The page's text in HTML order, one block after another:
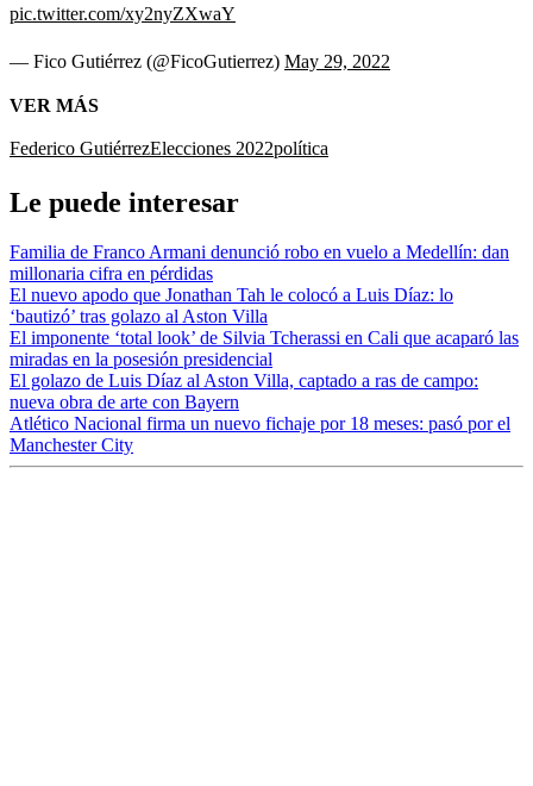
pic.twitter.com/xy2nyZXwaY
— Fico Gutiérrez (@FicoGutierrez) May 29, 2022
VER MÁS
Federico GutiérrezElecciones 2022política
Le puede interesar
Familia de Franco Armani denunció robo en vuelo a Medellín: dan
millonaria cifra en pérdidas
El nuevo apodo que Jonathan Tah le colocó a Luis Díaz: lo
‘bautizó’ tras golazo al Aston Villa
El imponente ‘total look’ de Silvia Tcherassi en Cali que acaparó las
miradas en la posesión presidencial
El golazo de Luis Díaz al Aston Villa, captado a ras de campo:
nueva obra de arte con Bayern
Atlético Nacional firma un nuevo fichaje por 18 meses: pasó por el
Manchester City